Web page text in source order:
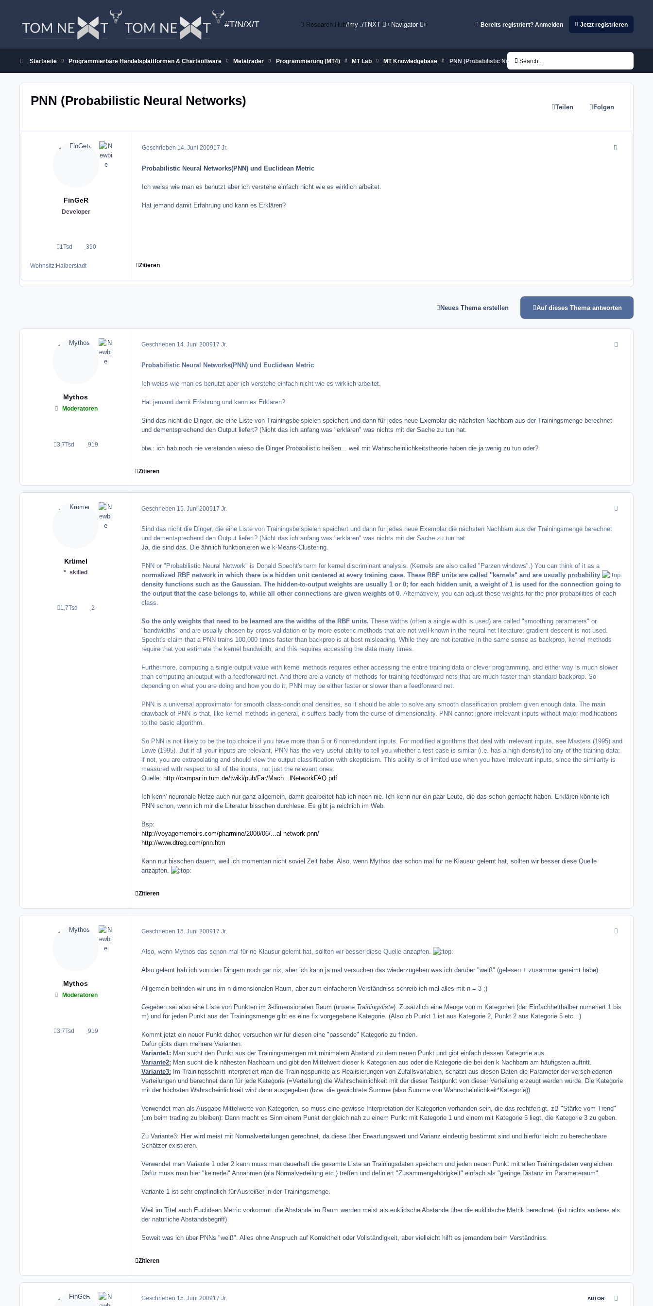
#T/N/X/T Research Hub#my ./TNXT Navigator Bereits registriert? Anmelden Jetzt registrieren
Startseite Programmierbare Handelsplattformen & Chartsoftware Metatrader Programmierung (MT4) MT Lab MT Knowledgebase PNN (Probabilistic Neural Networks)
Search...
PNN (Probabilistic Neural Networks) Teilen Folgen
FinGeR
Developer
1Tsd
Beiträge390
Reputation
Wohnsitz:Halberstadt
Geschrieben 14. Juni 200917 Jr.
Probabilistic Neural Networks(PNN) und Euclidean Metric
Ich weiss wie man es benutzt aber ich verstehe einfach nicht wie es wirklich arbeitet.
Hat jemand damit Erfahrung und kann es Erklären?
Zitieren
Neues Thema erstellen Auf dieses Thema antworten
Mythos
Moderatoren
3,7Tsd
Beiträge 919Reputation
Geschrieben 14. Juni 200917 Jr.
Probabilistic Neural Networks(PNN) und Euclidean Metric
Ich weiss wie man es benutzt aber ich verstehe einfach nicht wie es wirklich arbeitet.
Hat jemand damit Erfahrung und kann es Erklären?
Sind das nicht die Dinger, die eine Liste von Trainingsbeispielen speichert und dann für jedes neue Exemplar die nächsten Nachbarn aus der Trainingsmenge berechnet
und dementsprechend den Output liefert? (Nicht das ich anfang was "erklären" was nichts mit der Sache zu tun hat.
btw.: ich hab noch nie verstanden wieso die Dinger Probabilistic heißen... weil mit Wahrscheinlichkeitstheorie haben die ja wenig zu tun oder?
Zitieren
Krümel
*_skilled
1,7Tsd
Beiträge 2
Reputation
Geschrieben 15. Juni 200917 Jr.
Sind das nicht die Dinger, die eine Liste von Trainingsbeispielen speichert und dann für jedes neue Exemplar die nächsten Nachbarn aus der Trainingsmenge berechnet
und dementsprechend den Output liefert? (Nicht das ich anfang was "erklären" was nichts mit der Sache zu tun hat.
Ja, die sind das. Die ähnlich funktionieren wie k-Means-Clustering.
PNN or "Probabilistic Neural Network" is Donald Specht's term for kernel discriminant analysis. (Kernels are also called "Parzen windows".) You can think of it as a
normalized RBF network in which there is a hidden unit centered at every training case. These RBF units are called "kernels" and are usually probability
density functions such as the Gaussian. The hidden-to-output weights are usually 1 or 0; for each hidden unit, a weight of 1 is used for the connection going to
the output that the case belongs to, while all other connections are given weights of 0. Alternatively, you can adjust these weights for the prior probabilities of each
class.
So the only weights that need to be learned are the widths of the RBF units. These widths (often a single width is used) are called "smoothing parameters" or
"bandwidths" and are usually chosen by cross-validation or by more esoteric methods that are not well-known in the neural net literature; gradient descent is not used.
Specht's claim that a PNN trains 100,000 times faster than backprop is at best misleading. While they are not iterative in the same sense as backprop, kernel methods
require that you estimate the kernel bandwidth, and this requires accessing the data many times.
Furthermore, computing a single output value with kernel methods requires either accessing the entire training data or clever programming, and either way is much slower
than computing an output with a feedforward net. And there are a variety of methods for training feedforward nets that are much faster than standard backprop. So
depending on what you are doing and how you do it, PNN may be either faster or slower than a feedforward net.
PNN is a universal approximator for smooth class-conditional densities, so it should be able to solve any smooth classification problem given enough data. The main
drawback of PNN is that, like kernel methods in general, it suffers badly from the curse of dimensionality. PNN cannot ignore irrelevant inputs without major modifications
to the basic algorithm.
So PNN is not likely to be the top choice if you have more than 5 or 6 nonredundant inputs. For modified algorithms that deal with irrelevant inputs, see Masters (1995) and
Lowe (1995). But if all your inputs are relevant, PNN has the very useful ability to tell you whether a test case is similar (i.e. has a high density) to any of the training data;
if not, you are extrapolating and should view the output classification with skepticism. This ability is of limited use when you have irrelevant inputs, since the similarity is
measured with respect to all of the inputs, not just the relevant ones.
Quelle: http://campar.in.tum.de/twiki/pub/Far/Mach...lNetworkFAQ.pdf
Ich kenn' neuronale Netze auch nur ganz allgemein, damit gearbeitet hab ich noch nie. Ich kenn nur ein paar Leute, die das schon gemacht haben. Erklären könnte ich
PNN schon, wenn ich mir die Literatur bisschen durchlese. Es gibt ja reichlich im Web.
Bsp:
http://voyagememoirs.com/pharmine/2008/06/...al-network-pnn/
http://www.dtreg.com/pnn.htm
Kann nur bisschen dauern, weil ich momentan nicht soviel Zeit habe. Also, wenn Mythos das schon mal für ne Klausur gelernt hat, sollten wir besser diese Quelle
anzapfen.
Zitieren
Mythos
Moderatoren
3,7Tsd
Beiträge 919Reputation
Geschrieben 15. Juni 200917 Jr.
Also, wenn Mythos das schon mal für ne Klausur gelernt hat, sollten wir besser diese Quelle anzapfen.
Also gelernt hab ich von den Dingern noch gar nix, aber ich kann ja mal versuchen das wiederzugeben was ich darüber "weiß" (gelesen + zusammengereimt habe):
Allgemein befinden wir uns im n-dimensionalen Raum, aber zum einfacheren Verständniss schreib ich mal alles mit n = 3 ;)
Gegeben sei also eine Liste von Punkten im 3-dimensionalen Raum (unsere Trainingsliste). Zusätzlich eine Menge von m Kategorien (der Einfachheithalber numeriert 1 bis
m) und für jeden Punkt aus der Trainingsmenge gibt es eine fix vorgegebene Kategorie. (Also zb Punkt 1 ist aus Kategorie 2, Punkt 2 aus Kategorie 5 etc...)
Kommt jetzt ein neuer Punkt daher, versuchen wir für diesen eine "passende" Kategorie zu finden.
Dafür gibts dann mehrere Varianten:
Variante1: Man sucht den Punkt aus der Trainingsmengen mit minimalem Abstand zu dem neuen Punkt und gibt einfach dessen Kategorie aus.
Variante2: Man sucht die k nähesten Nachbarn und gibt den Mittelwert dieser k Kategorien aus oder die Kategorie die bei den k Nachbarn am häufigsten auftritt.
Variante3: Im Trainingsschritt interpretiert man die Trainingspunkte als Realisierungen von Zufallsvariablen, schätzt aus diesen Daten die Parameter der verschiedenen
Verteilungen und berechnet dann für jede Kategorie (=Verteilung) die Wahrscheinlichkeit mit der dieser Testpunkt von dieser Verteilung erzeugt werden würde. Die Kategorie
mit der höchsten Wahrscheinlichkeit wird dann ausgegeben (bzw. die gewichtete Summe (also Summe von Wahrscheinlichkeit*Kategorie))
Verwendet man als Ausgabe Mittelwerte von Kategorien, so muss eine gewisse Interpretation der Kategorien vorhanden sein, die das rechtfertigt. zB "Stärke vom Trend"
(um beim trading zu bleiben): Dann macht es Sinn einem Punkt der gleich nah zu einem Punkt mit Kategorie 1 und einem mit Kategorie 5 liegt, die Kategorie 3 zu geben.
Zu Variante3: Hier wird meist mit Normalverteilungen gerechnet, da diese über Erwartungswert und Varianz eindeutig bestimmt sind und hierfür leicht zu berechenbare
Schätzer existieren.
Verwendet man Variante 1 oder 2 kann muss man dauerhaft die gesamte Liste an Trainingsdaten speichern und jeden neuen Punkt mit allen Trainingsdaten vergleichen.
Dafür muss man hier "keinerlei" Annahmen (ala Normalverteilung etc.) treffen und definiert "Zusammengehörigkeit" einfach als "geringe Distanz im Parameteraum".
Variante 1 ist sehr empfindlich für Ausreißer in der Trainingsmenge.
Weil im Titel auch Euclidean Metric vorkommt: die Abstände im Raum werden meist als euklidsche Abstände über die euklidsche Metrik berechnet. (ist nichts anderes als
der natürliche Abstandsbegriff)
Soweit was ich über PNNs "weiß". Alles ohne Anspruch auf Korrektheit oder Vollständigkeit, aber vielleicht hilft es jemandem beim Verständniss.
Zitieren
Geschrieben 15. Juni 200917 Jr. AUTOR